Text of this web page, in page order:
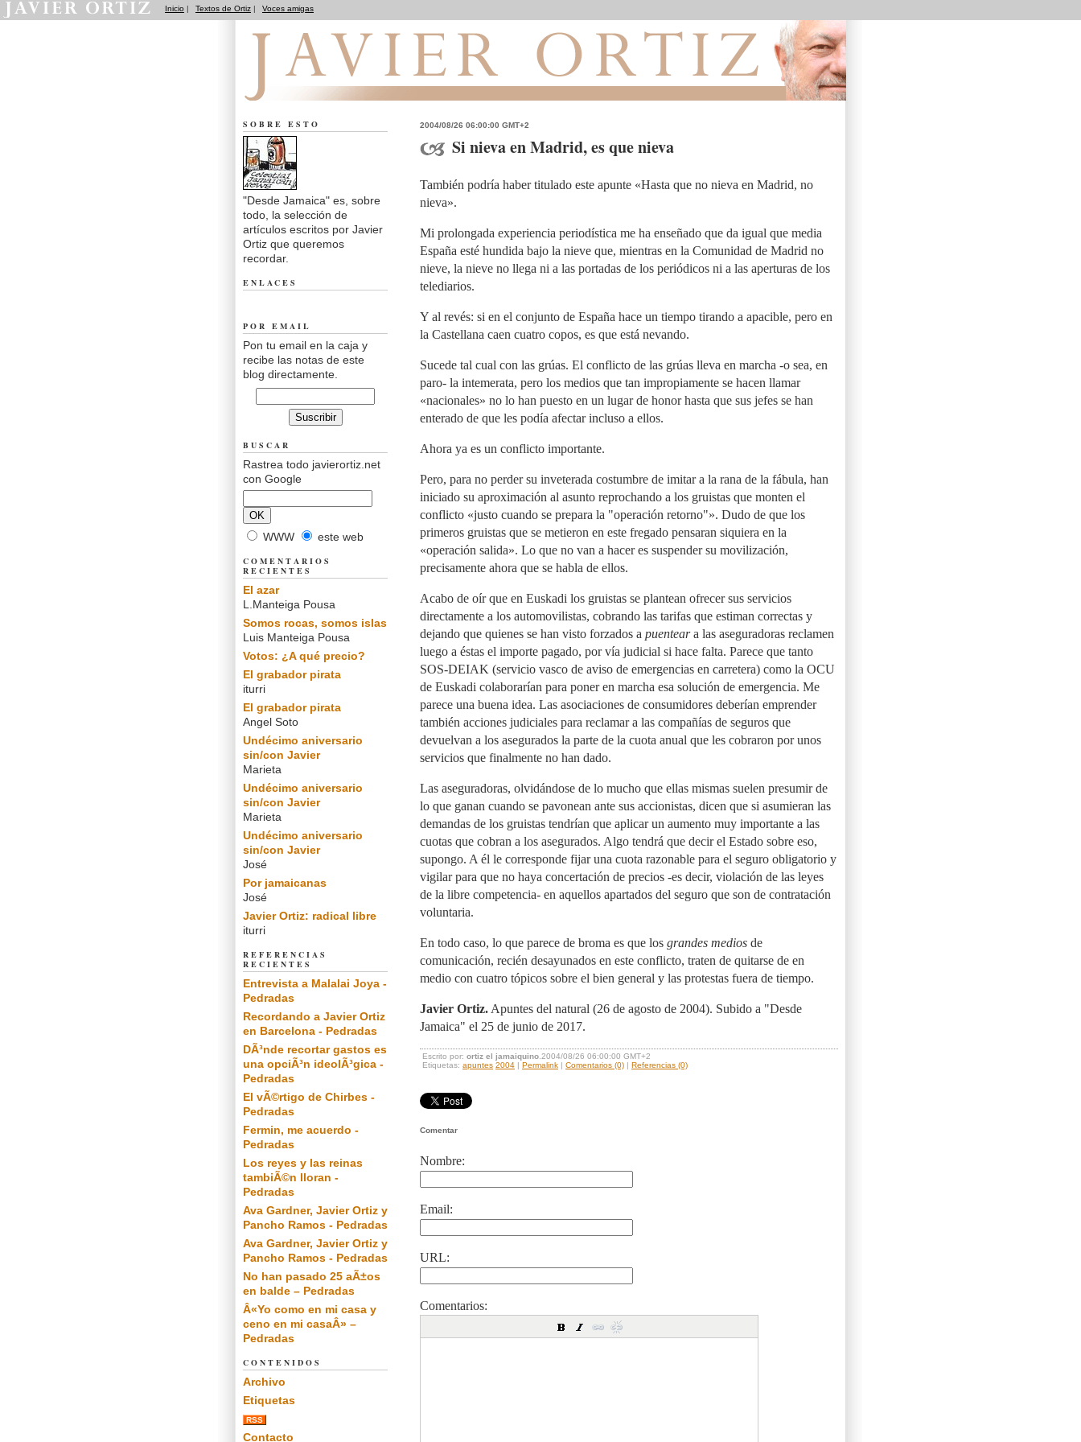
Inicio | Textos de Ortiz | Voces amigas
2004/08/26 06:00:00 GMT+2
Si nieva en Madrid, es que nieva
También podría haber titulado este apunte «Hasta que no nieva en Madrid, no
nieva».
Mi prolongada experiencia periodística me ha enseñado que da igual que media
España esté hundida bajo la nieve que, mientras en la Comunidad de Madrid no
nieve, la nieve no llega ni a las portadas de los periódicos ni a las aperturas de los
telediarios.
Y al revés: si en el conjunto de España hace un tiempo tirando a apacible, pero en
la Castellana caen cuatro copos, es que está nevando.
Sucede tal cual con las grúas. El conflicto de las grúas lleva en marcha -o sea, en
paro- la intemerata, pero los medios que tan impropiamente se hacen llamar
«nacionales» no lo han puesto en un lugar de honor hasta que sus jefes se han
enterado de que les podía afectar incluso a ellos.
Ahora ya es un conflicto importante.
Pero, para no perder su inveterada costumbre de imitar a la rana de la fábula, han
iniciado su aproximación al asunto reprochando a los gruistas que monten el
conflicto «justo cuando se prepara la "operación retorno"». Dudo de que los
primeros gruistas que se metieron en este fregado pensaran siquiera en la
«operación salida». Lo que no van a hacer es suspender su movilización,
precisamente ahora que se habla de ellos.
Acabo de oír que en Euskadi los gruistas se plantean ofrecer sus servicios
directamente a los automovilistas, cobrando las tarifas que estiman correctas y
dejando que quienes se han visto forzados a puenteara las aseguradoras reclamen
luego a éstas el importe pagado, por vía judicial si hace falta. Parece que tanto
SOS-DEIAK (servicio vasco de aviso de emergencias en carretera) como la OCU
de Euskadi colaborarían para poner en marcha esa solución de emergencia. Me
parece una buena idea. Las asociaciones de consumidores deberían emprender
también acciones judiciales para reclamar a las compañías de seguros que
devuelvan a los asegurados la parte de la cuota anual que les cobraron por unos
servicios que finalmente no han dado.
Las aseguradoras, olvidándose de lo mucho que ellas mismas suelen presumir de
lo que ganan cuando se pavonean ante sus accionistas, dicen que si asumieran las
demandas de los gruistas tendrían que aplicar un aumento muy importante a las
cuotas que cobran a los asegurados. Algo tendrá que decir el Estado sobre eso,
supongo. A él le corresponde fijar una cuota razonable para el seguro obligatorio y
vigilar para que no haya concertación de precios -es decir, violación de las leyes
de la libre competencia- en aquellos apartados del seguro que son de contratación
voluntaria.
En todo caso, lo que parece de broma es que los grandes medios de
comunicación, recién desayunados en este conflicto, traten de quitarse de en
medio con cuatro tópicos sobre el bien general y las protestas fuera de tiempo.
Javier Ortiz. Apuntes del natural (26 de agosto de 2004). Subido a "Desde
Jamaica" el 25 de junio de 2017.
Escrito por: ortiz el jamaiquino .2004/08/26 06:00:00 GMT+2
Etiquetas: apuntes 2004 | Permalink | Comentarios (0) | Referencias (0)
Comentar
Nombre:
Email:
URL:
Comentarios:
SOBRE ESTO
"Desde Jamaica" es, sobre
todo, la selección de
artículos escritos por Javier
Ortiz que queremos
recordar.
ENLACES
POR EMAIL
Pon tu email en la caja y
recibe las notas de este
blog directamente.
BUSCAR
Rastrea todo javierortiz.net
con Google
WWW este web
COMENTARIOS
RECIENTES
El azar
L.Manteiga Pousa
Somos rocas, somos islas
Luis Manteiga Pousa
Votos: ¿A qué precio?
El grabador pirata
iturri
El grabador pirata
Angel Soto
Undécimo aniversario
sin/con Javier
Marieta
Undécimo aniversario
sin/con Javier
Marieta
Undécimo aniversario
sin/con Javier
José
Por jamaicanas
José
Javier Ortiz: radical libre
iturri
REFERENCIAS
RECIENTES
Entrevista a Malalai Joya -
Pedradas
Recordando a Javier Ortiz
en Barcelona - Pedradas
DÃ³nde recortar gastos es
una opciÃ³n ideolÃ³gica -
Pedradas
El vÃ©rtigo de Chirbes -
Pedradas
Fermin, me acuerdo -
Pedradas
Los reyes y las reinas
tambiÃ©n lloran -
Pedradas
Ava Gardner, Javier Ortiz y
Pancho Ramos - Pedradas
Ava Gardner, Javier Ortiz y
Pancho Ramos - Pedradas
No han pasado 25 aÃ±os
en balde – Pedradas
Â«Yo como en mi casa y
ceno en mi casaÂ» –
Pedradas
CONTENIDOS
Archivo
Etiquetas
RSS
Contacto